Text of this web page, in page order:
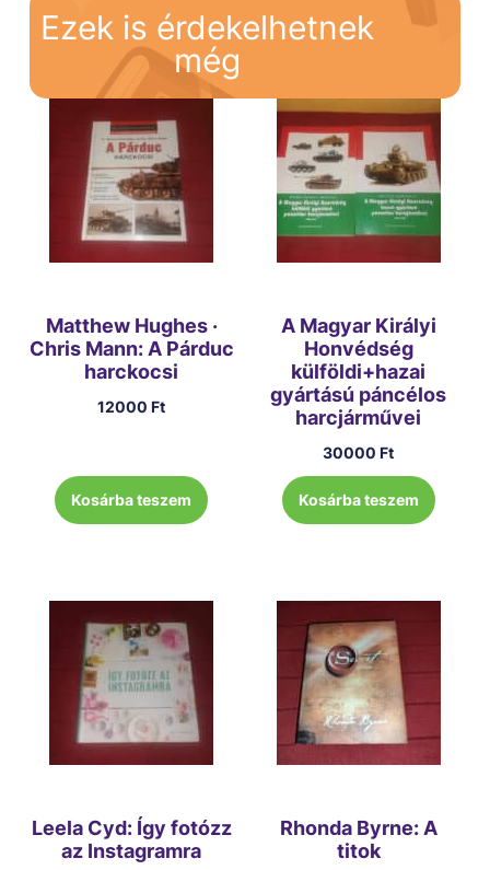
Ezek is érdekelhetnek
még
Matthew Hughes ·
Chris Mann: A Párduc
harckocsi
12000Ft
Kosárba teszem
A Magyar Királyi
Honvédség
külföldi+hazai
gyártású páncélos
harcjárművei
30000Ft
Kosárba teszem
Leela Cyd: Így fotózz
az Instagramra
Rhonda Byrne: A
titok